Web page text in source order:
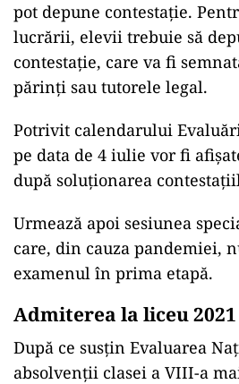
pot depune contestație.
lucrării, elevii trebuie să
contestație, care va fi
părinți sau tutorele legal.
Potrivit calendarului
pe data de 4 iulie vor fi
după soluționarea
Urmează apoi sesiunea
care, din cauza pandemiei,
examenul în prima etapă.
Admiterea la liceu 2021
După ce susțin Evaluarea
absolvenții clasei a VIII-a